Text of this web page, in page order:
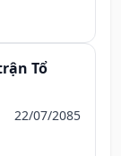
Tổ
22/07/2085